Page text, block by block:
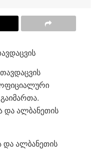
ალბანეთის
და ალბანეთის